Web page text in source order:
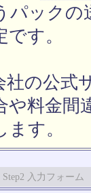
パックの
す。
社の公式
や料金間
す。
Step2 入力フォーム